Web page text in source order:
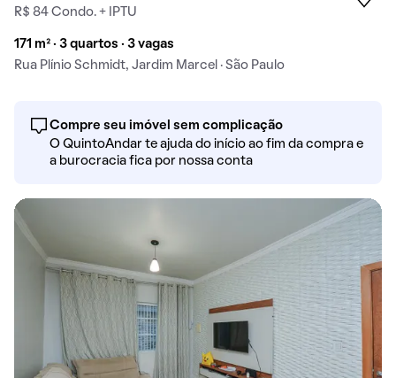
R$ 84 Condo. + IPTU
171 m² · 3 quartos · 3 vagas
Rua Plínio Schmidt, Jardim Marcel · São Paulo
Compre seu imóvel sem complicação
O QuintoAndar te ajuda do início ao fim da compra e
a burocracia fica por nossa conta